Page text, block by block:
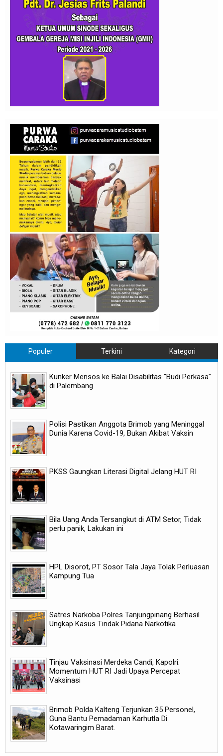
Populer Terkini Kategori
Kunker Mensos ke Balai Disabilitas "Budi Perkasa"
di Palembang
Polisi Pastikan Anggota Brimob yang Meninggal
Dunia Karena Covid-19, Bukan Akibat Vaksin
PKSS Gaungkan Literasi Digital Jelang HUT RI
Bila Uang Anda Tersangkut di ATM Setor, Tidak
perlu panik, Lakukan ini
HPL Disorot, PT Sosor Tala Jaya Tolak Perluasan
Kampung Tua
Satres Narkoba Polres Tanjungpinang Berhasil
Ungkap Kasus Tindak Pidana Narkotika
Tinjau Vaksinasi Merdeka Candi, Kapolri:
Momentum HUT RI Jadi Upaya Percepat
Vaksinasi
Brimob Polda Kalteng Terjunkan 35 Personel,
Guna Bantu Pemadaman Karhutla Di
Kotawaringim Barat.